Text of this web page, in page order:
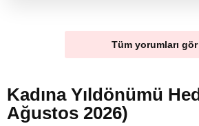
Tüm yorumları gör
Kadına Yıldönümü
Ağustos 2026)